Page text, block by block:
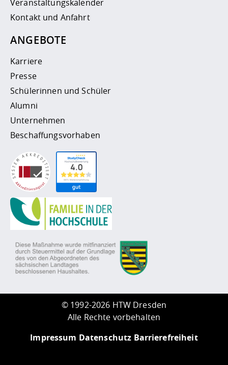
Veranstaltungskalender
Kontakt und Anfahrt
ANGEBOTE
Karriere
Presse
Schülerinnen und Schüler
Alumni
Unternehmen
Beschaffungsvorhaben
© 1992-2026 HTW Dresden
Alle Rechte vorbehalten
Impressum Datenschutz Barrierefreiheit